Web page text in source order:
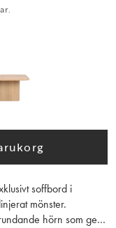
soffbord i
mönster.
hörn som ger